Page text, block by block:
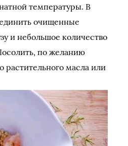
температуры. В
очищенные
и небольшое количество
по желанию
растительного масла или